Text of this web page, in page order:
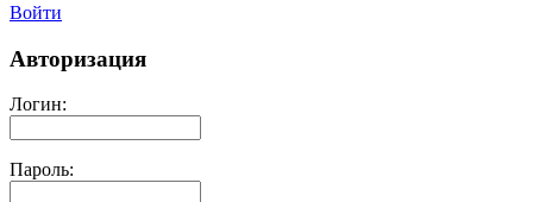
Войти
Авторизация
Логин:
Пароль: